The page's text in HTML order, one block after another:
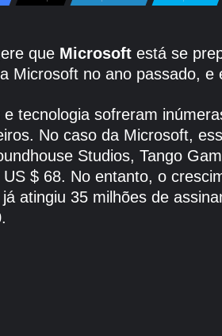
que Microsoft está se
Microsoft no ano passado,
tecnologia sofreram
No caso da Microsoft,
Studios, Tango
$ 68. No entanto, o
atingiu 35 milhões de